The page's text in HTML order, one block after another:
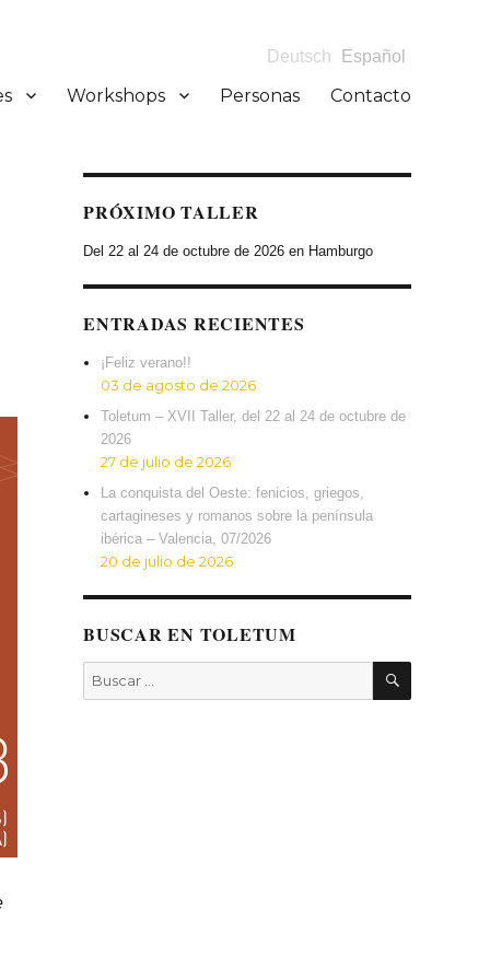
Deutsch Español
Workshops Personas Contacto
PRÓXIMO TALLER
Del 22 al 24 de octubre de 2026 en Hamburgo
ENTRADAS RECIENTES
¡Feliz verano!!
03 de agosto de 2026
Toletum – XVII Taller, del 22 al 24 de octubre de
2026
27 de julio de 2026
La conquista del Oeste: fenicios, griegos,
cartagineses y romanos sobre la península
ibérica – Valencia, 07/2026
20 de julio de 2026
BUSCAR EN TOLETUM
Buscar
por:
BUSCAR